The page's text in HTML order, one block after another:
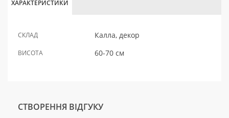
ХАРАКТЕРИСТИКИ
СКЛАД Калла, декор
ВИСОТА 60-70 см
СТВОРЕННЯ ВІДГУКУ